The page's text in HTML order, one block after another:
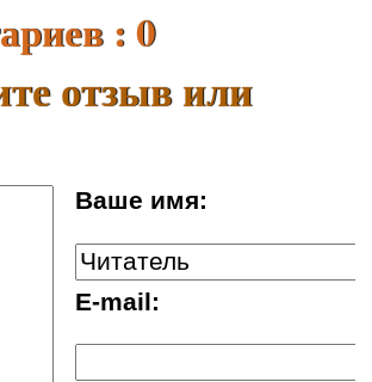
: 0
отзыв или
Ваше имя:
E-mail: